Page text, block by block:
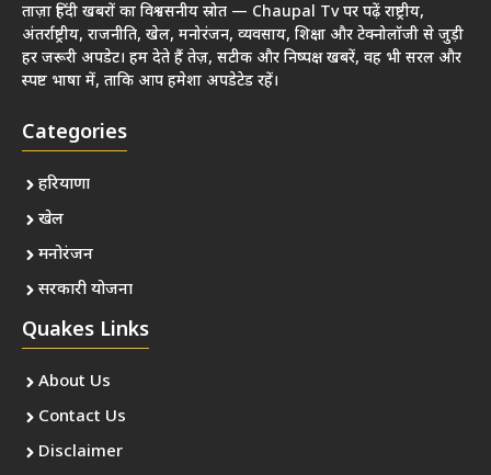
ताज़ा हिंदी खबरों का विश्वसनीय स्रोत — Chaupal Tv पर पढ़ें राष्ट्रीय,
अंतर्राष्ट्रीय, राजनीति, खेल, मनोरंजन, व्यवसाय, शिक्षा और टेक्नोलॉजी से जुड़ी
हर जरूरी अपडेट। हम देते हैं तेज़, सटीक और निष्पक्ष खबरें, वह भी सरल और
स्पष्ट भाषा में, ताकि आप हमेशा अपडेटेड रहें।
Categories
हरियाणा
खेल
मनोरंजन
सरकारी योजना
Quakes Links
About Us
Contact Us
Disclaimer